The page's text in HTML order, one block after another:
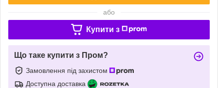
або
Купити з
Що таке купити з Пром?
Замовлення під захистом
Доступна доставка